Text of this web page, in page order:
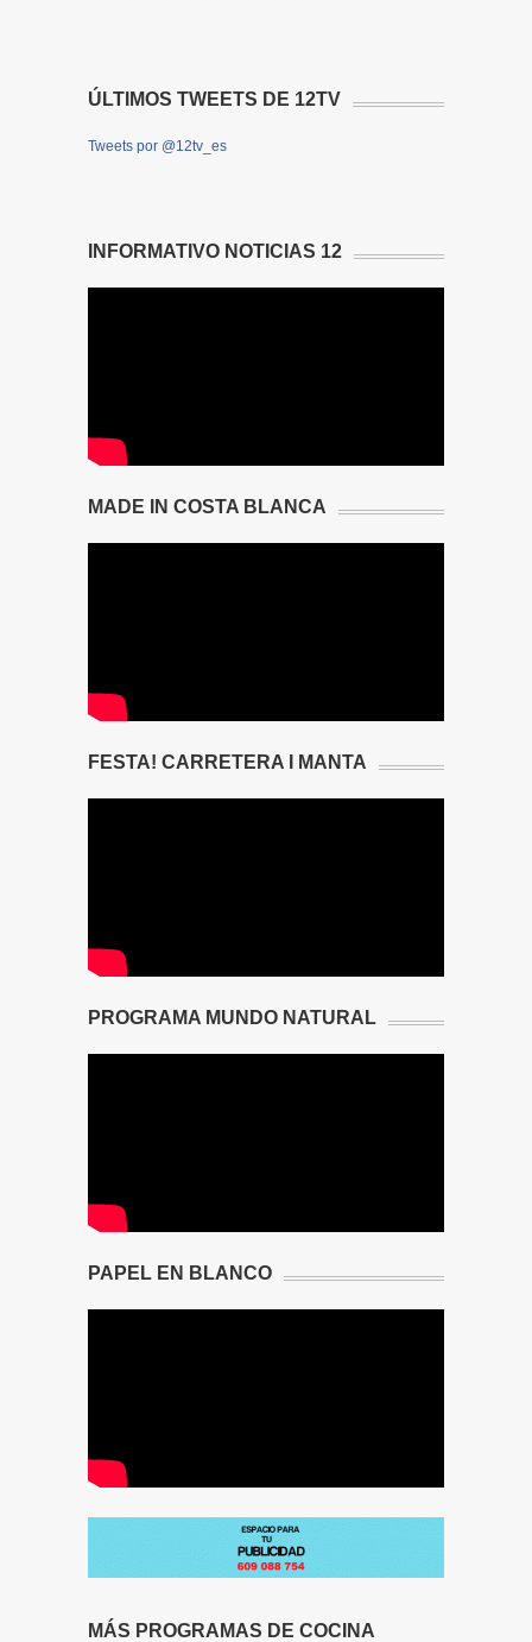
ÚLTIMOS TWEETS DE 12TV
Tweets por @12tv_es
INFORMATIVO NOTICIAS 12
MADE IN COSTA BLANCA
FESTA! CARRETERA I MANTA
PROGRAMA MUNDO NATURAL
PAPEL EN BLANCO
MÁS PROGRAMAS DE COCINA